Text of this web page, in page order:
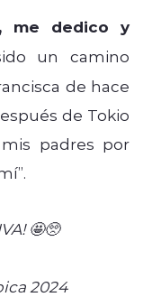
me dedico y
un camino
de hace
de Tokio
padres por
🤩🥺
2024